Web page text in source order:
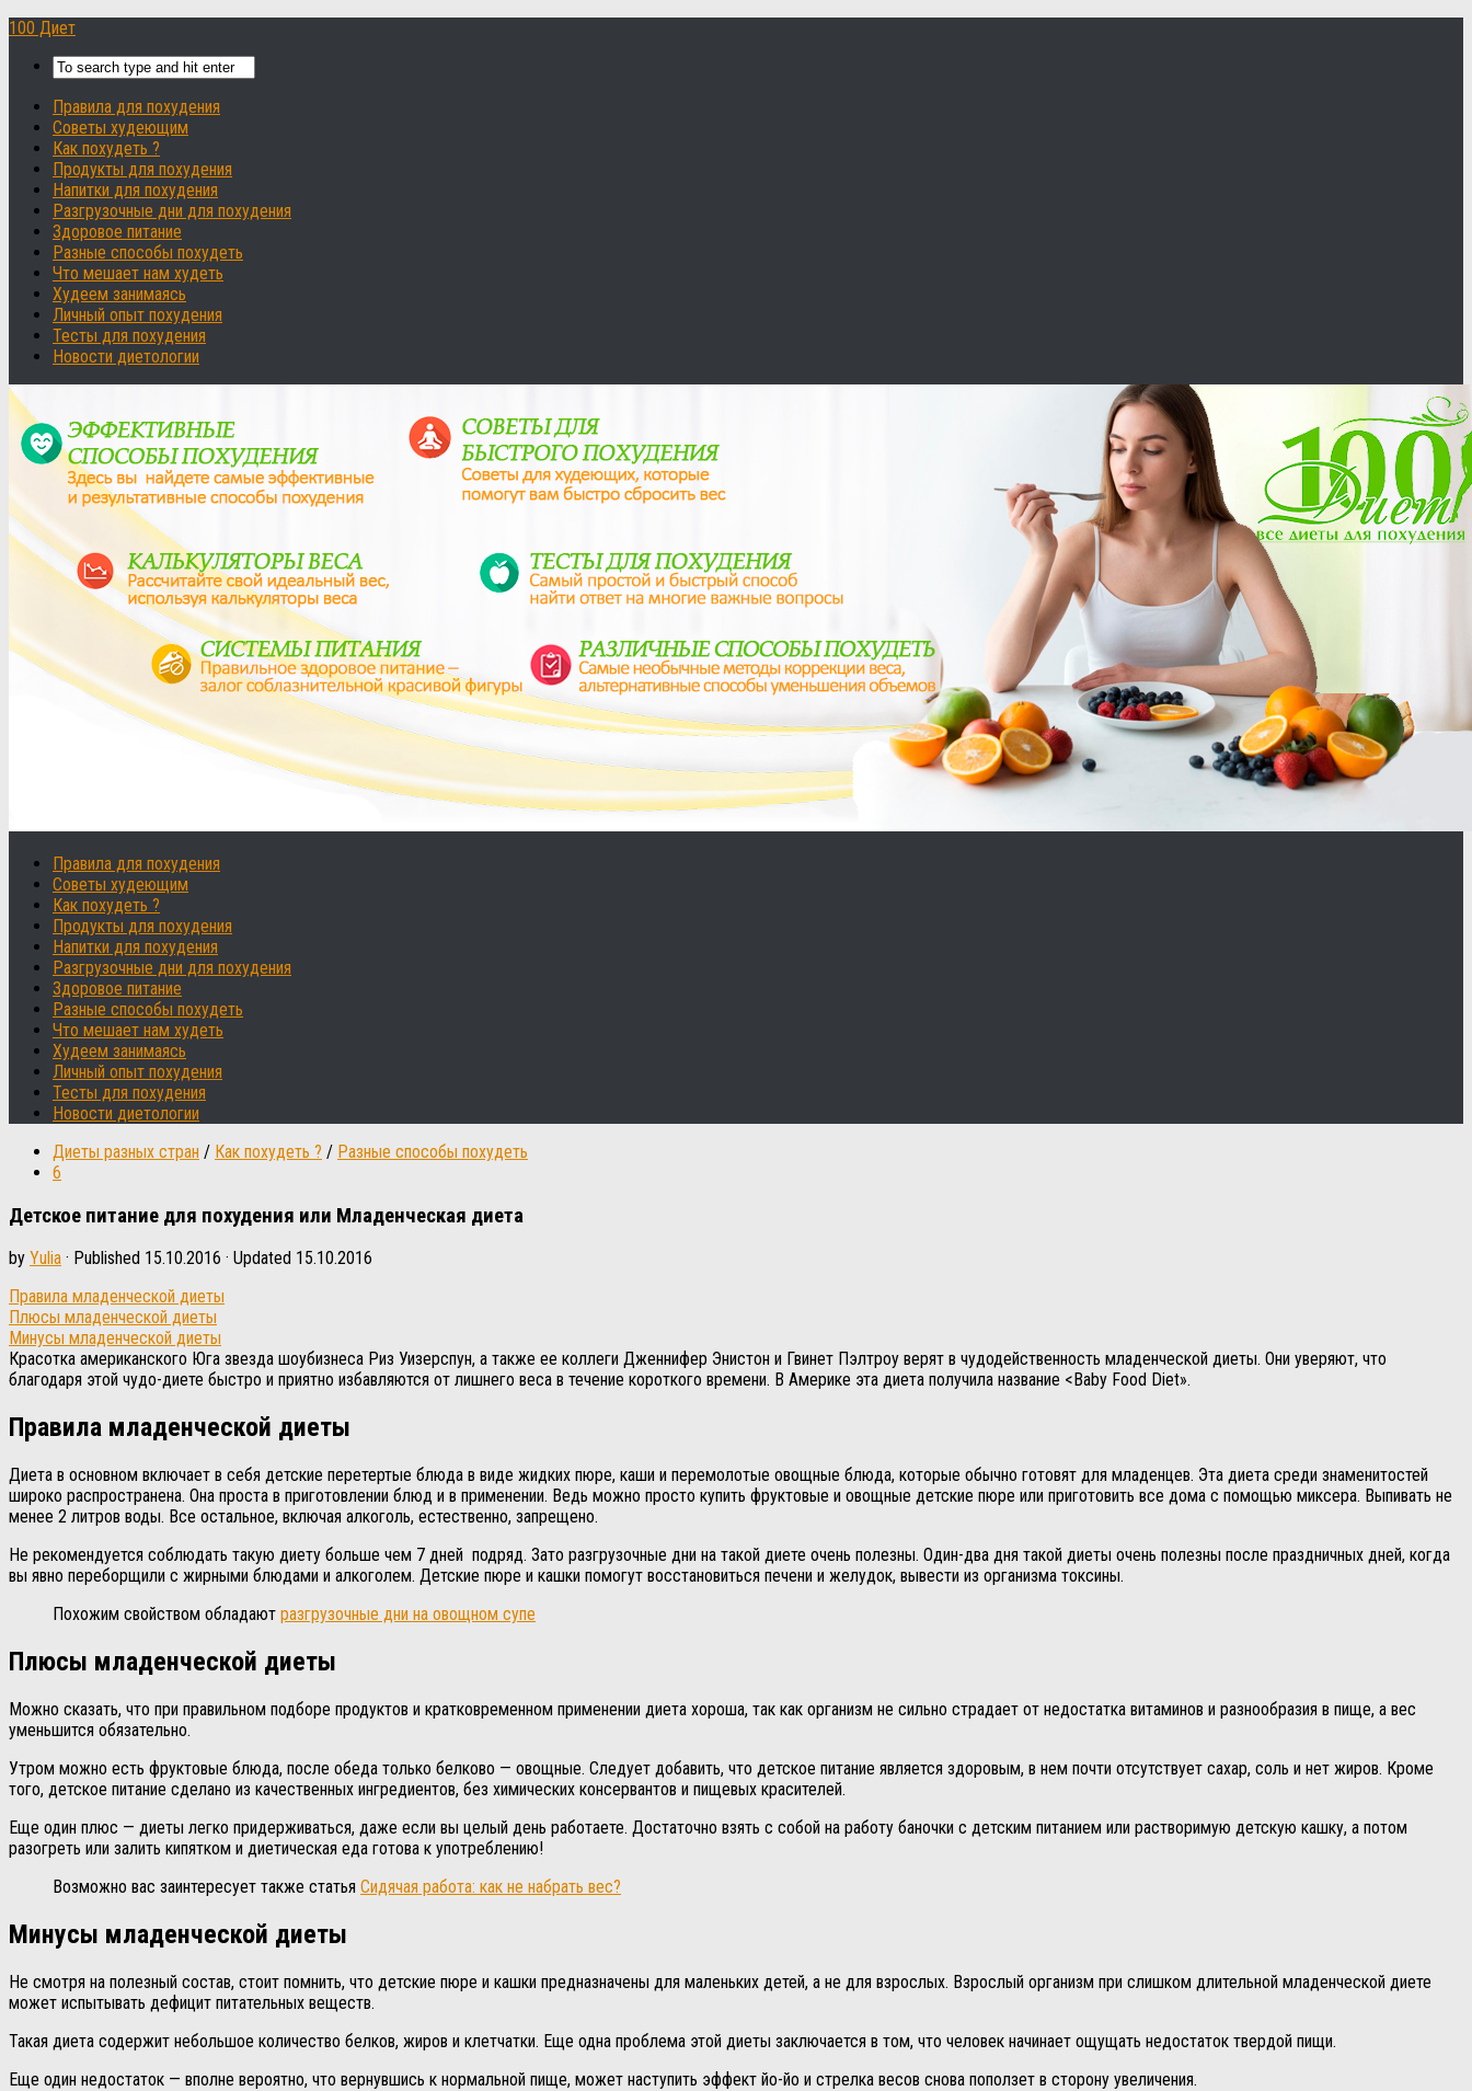
100 Диет
Правила для похудения
Советы худеющим
Как похудеть ?
Продукты для похудения
Напитки для похудения
Разгрузочные дни для похудения
Здоровое питание
Разные способы похудеть
Что мешает нам худеть
Худеем занимаясь
Личный опыт похудения
Тесты для похудения
Новости диетологии
Правила для похудения
Советы худеющим
Как похудеть ?
Продукты для похудения
Напитки для похудения
Разгрузочные дни для похудения
Здоровое питание
Разные способы похудеть
Что мешает нам худеть
Худеем занимаясь
Личный опыт похудения
Тесты для похудения
Новости диетологии
Диеты разных стран / Как похудеть ? / Разные способы похудеть
6
Детское питание для похудения или Младенческая диета
by Yulia · Published 15.10.2016 · Updated 15.10.2016
Правила младенческой диеты
Плюсы младенческой диеты
Минусы младенческой диеты
Красотка американского Юга звезда шоубизнеса Риз Уизерспун, а также ее коллеги Дженнифер Энистон и Гвинет Пэлтроу верят в чудодейственность младенческой диеты. Они уверяют, что
благодаря этой чудо-диете быстро и приятно избавляются от лишнего веса в течение короткого времени. В Америке эта диета получила название <Baby Food Diet».
Правила младенческой диеты
Диета в основном включает в себя детские перетертые блюда в виде жидких пюре, каши и перемолотые овощные блюда, которые обычно готовят для младенцев. Эта диета среди знаменитостей
широко распространена. Она проста в приготовлении блюд и в применении. Ведь можно просто купить фруктовые и овощные детские пюре или приготовить все дома с помощью миксера. Выпивать не
менее 2 литров воды. Все остальное, включая алкоголь, естественно, запрещено.
Не рекомендуется соблюдать такую диету больше чем 7 дней подряд. Зато разгрузочные дни на такой диете очень полезны. Один-два дня такой диеты очень полезны после праздничных дней, когда
вы явно переборщили с жирными блюдами и алкоголем. Детские пюре и кашки помогут восстановиться печени и желудок, вывести из организма токсины.
Похожим свойством обладают разгрузочные дни на овощном супе
Плюсы младенческой диеты
Можно сказать, что при правильном подборе продуктов и кратковременном применении диета хороша, так как организм не сильно страдает от недостатка витаминов и разнообразия в пище, а вес
уменьшится обязательно.
Утром можно есть фруктовые блюда, после обеда только белково — овощные. Следует добавить, что детское питание является здоровым, в нем почти отсутствует сахар, соль и нет жиров. Кроме
того, детское питание сделано из качественных ингредиентов, без химических консервантов и пищевых красителей.
Еще один плюс — диеты легко придерживаться, даже если вы целый день работаете. Достаточно взять с собой на работу баночки с детским питанием или растворимую детскую кашку, а потом
разогреть или залить кипятком и диетическая еда готова к употреблению!
Возможно вас заинтересует также статья Сидячая работа: как не набрать вес?
Минусы младенческой диеты
Не смотря на полезный состав, стоит помнить, что детские пюре и кашки предназначены для маленьких детей, а не для взрослых. Взрослый организм при слишком длительной младенческой диете
может испытывать дефицит питательных веществ.
Такая диета содержит небольшое количество белков, жиров и клетчатки. Еще одна проблема этой диеты заключается в том, что человек начинает ощущать недостаток твердой пищи.
Еще один недостаток — вполне вероятно, что вернувшись к нормальной пище, может наступить эффект йо-йо и стрелка весов снова поползет в сторону увеличения.